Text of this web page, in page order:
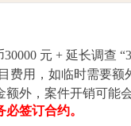
元 + 延长调查
费用，如临时需要
外，案件开销可能
签订合约。